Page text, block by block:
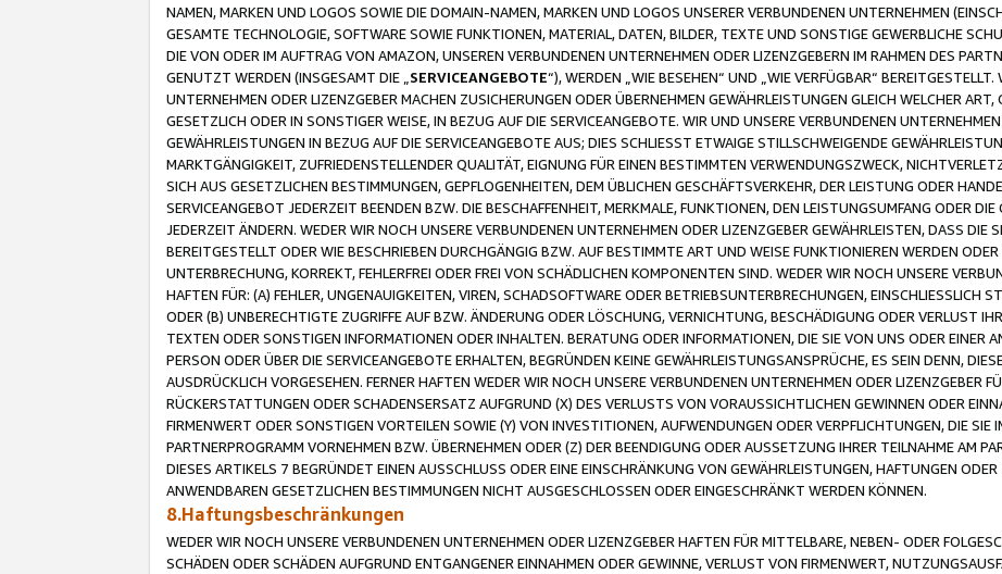
NAMEN, MARKEN UND LOGOS SOWIE DIE DOMAIN-NAMEN, MARKEN UND LOGOS UNSERER VERBUNDENEN UNTERNEHMEN
GESAMTE TECHNOLOGIE, SOFTWARE SOWIE FUNKTIONEN, MATERIAL, DATEN, BILDER, TEXTE UND SONSTIGE GEWERBLICHE
DIE VON ODER IM AUFTRAG VON AMAZON, UNSEREN VERBUNDENEN UNTERNEHMEN ODER LIZENZGEBERN IM RAHMEN DES
GENUTZT WERDEN (INSGESAMT DIE „ SERVICEANGEBOTE“), WERDEN „WIE BESEHEN“ UND „WIE VERFÜGBAR“
UNTERNEHMEN ODER LIZENZGEBER MACHEN ZUSICHERUNGEN ODER ÜBERNEHMEN GEWÄHRLEISTUNGEN GLEICH WELCHER
GESETZLICH ODER IN SONSTIGER WEISE, IN BEZUG AUF DIE SERVICEANGEBOTE. WIR UND UNSERE VERBUNDENEN
GEWÄHRLEISTUNGEN IN BEZUG AUF DIE SERVICEANGEBOTE AUS; DIES SCHLIESST ETWAIGE STILLSCHWEIGENDE
MARKTGÄNGIGKEIT, ZUFRIEDENSTELLENDER QUALITÄT, EIGNUNG FÜR EINEN BESTIMMTEN VERWENDUNGSZWECK,
SICH AUS GESETZLICHEN BESTIMMUNGEN, GEPFLOGENHEITEN, DEM ÜBLICHEN GESCHÄFTSVERKEHR, DER LEISTUNG ODER
SERVICEANGEBOT JEDERZEIT BEENDEN BZW. DIE BESCHAFFENHEIT, MERKMALE, FUNKTIONEN, DEN LEISTUNGSUMFANG ODER
JEDERZEIT ÄNDERN. WEDER WIR NOCH UNSERE VERBUNDENEN UNTERNEHMEN ODER LIZENZGEBER GEWÄHRLEISTEN, DASS DIE
BEREITGESTELLT ODER WIE BESCHRIEBEN DURCHGÄNGIG BZW. AUF BESTIMMTE ART UND WEISE FUNKTIONIEREN WERDEN
UNTERBRECHUNG, KORREKT, FEHLERFREI ODER FREI VON SCHÄDLICHEN KOMPONENTEN SIND. WEDER WIR NOCH UNSERE
HAFTEN FÜR: (A) FEHLER, UNGENAUIGKEITEN, VIREN, SCHADSOFTWARE ODER BETRIEBSUNTERBRECHUNGEN, EINSCHLIESSLICH
ODER (B) UNBERECHTIGTE ZUGRIFFE AUF BZW. ÄNDERUNG ODER LÖSCHUNG, VERNICHTUNG, BESCHÄDIGUNG ODER VERLUST
TEXTEN ODER SONSTIGEN INFORMATIONEN ODER INHALTEN. BERATUNG ODER INFORMATIONEN, DIE SIE VON UNS ODER EINER
PERSON ODER ÜBER DIE SERVICEANGEBOTE ERHALTEN, BEGRÜNDEN KEINE GEWÄHRLEISTUNGSANSPRÜCHE, ES SEIN DENN,
AUSDRÜCKLICH VORGESEHEN. FERNER HAFTEN WEDER WIR NOCH UNSERE VERBUNDENEN UNTERNEHMEN ODER LIZENZGEBER
RÜCKERSTATTUNGEN ODER SCHADENSERSATZ AUFGRUND (X) DES VERLUSTS VON VORAUSSICHTLICHEN GEWINNEN ODER
FIRMENWERT ODER SONSTIGEN VORTEILEN SOWIE (Y) VON INVESTITIONEN, AUFWENDUNGEN ODER VERPFLICHTUNGEN, DIE SIE
PARTNERPROGRAMM VORNEHMEN BZW. ÜBERNEHMEN ODER (Z) DER BEENDIGUNG ODER AUSSETZUNG IHRER TEILNAHME AM
DIESES ARTIKELS 7 BEGRÜNDET EINEN AUSSCHLUSS ODER EINE EINSCHRÄNKUNG VON GEWÄHRLEISTUNGEN, HAFTUNGEN
ANWENDBAREN GESETZLICHEN BESTIMMUNGEN NICHT AUSGESCHLOSSEN ODER EINGESCHRÄNKT WERDEN KÖNNEN.
8.Haftungsbeschränkungen
WEDER WIR NOCH UNSERE VERBUNDENEN UNTERNEHMEN ODER LIZENZGEBER HAFTEN FÜR MITTELBARE, NEBEN- ODER
SCHÄDEN ODER SCHÄDEN AUFGRUND ENTGANGENER EINNAHMEN ODER GEWINNE, VERLUST VON FIRMENWERT,